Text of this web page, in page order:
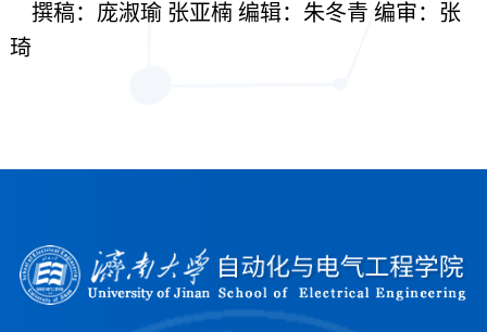
撰稿：庞淑瑜 张亚楠 编辑：朱冬青 编审：张
琦